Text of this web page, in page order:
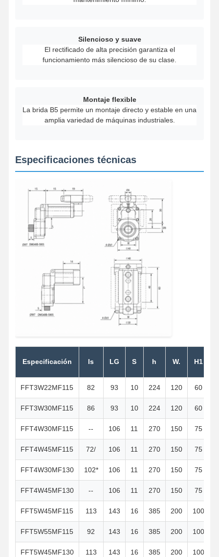
Silencioso y suave
El rectificado de alta precisión garantiza el
funcionamiento más silencioso de su clase.
Montaje flexible
La brida B5 permite un montaje directo y estable en una
amplia variedad de máquinas industriales.
Especificaciones técnicas
Especificación ls LG S h W. H1
FFT3W22MF115 82 93 10 224 120 60
FFT3W30MF115 86 93 10 224 120 60
FFT4W30MF115 -- 106 11 270 150 75
FFT4W45MF115 72/ 106 11 270 150 75
FFT4W30MF130 102* 106 11 270 150 75
FFT4W45MF130 -- 106 11 270 150 75
FFT5W45MF115 113 143 16 385 200 100
FFT5W55MF115 92 143 16 385 200 100
FFT5W45MF130 113 143 16 385 200 100